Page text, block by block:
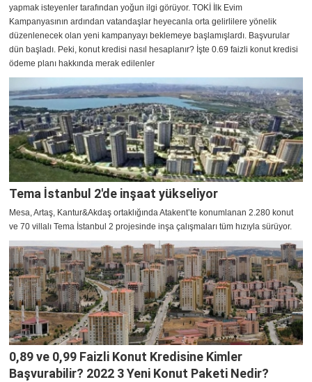
yapmak isteyenler tarafından yoğun ilgi görüyor. TOKİ İlk Evim
Kampanyasının ardından vatandaşlar heyecanla orta gelirlilere yönelik
düzenlenecek olan yeni kampanyayı beklemeye başlamışlardı. Başvurular
dün başladı. Peki, konut kredisi nasıl hesaplanır? İşte 0.69 faizli konut kredisi
ödeme planı hakkında merak edilenler
Tema İstanbul 2'de inşaat yükseliyor
Mesa, Artaş, Kantur&Akdaş ortaklığında Atakent’te konumlanan 2.280 konut
ve 70 villalı Tema İstanbul 2 projesinde inşa çalışmaları tüm hızıyla sürüyor.
0,89 ve 0,99 Faizli Konut Kredisine Kimler
Başvurabilir? 2022 3 Yeni Konut Paketi Nedir?